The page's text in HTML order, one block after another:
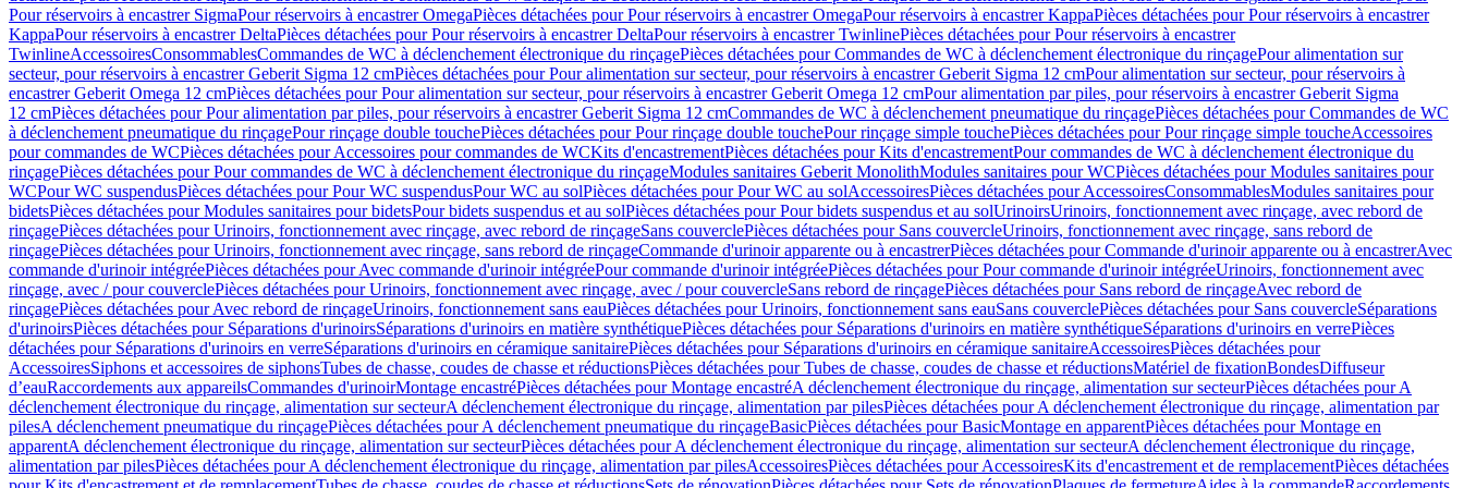
Pour réservoirs à encastrer SigmaPour réservoirs à encastrer OmegaPièces détachées pour Pour réservoirs à encastrer OmegaPour réservoirs à encastrer KappaPièces détachées pour Pour réservoirs à encastrer
KappaPour réservoirs à encastrer DeltaPièces détachées pour Pour réservoirs à encastrer DeltaPour réservoirs à encastrer TwinlinePièces détachées pour Pour réservoirs à encastrer
TwinlineAccessoiresConsommablesCommandes de WC à déclenchement électronique du rinçagePièces détachées pour Commandes de WC à déclenchement électronique du rinçagePour alimentation sur
secteur, pour réservoirs à encastrer Geberit Sigma 12 cmPièces détachées pour Pour alimentation sur secteur, pour réservoirs à encastrer Geberit Sigma 12 cmPour alimentation sur secteur, pour réservoirs à
encastrer Geberit Omega 12 cmPièces détachées pour Pour alimentation sur secteur, pour réservoirs à encastrer Geberit Omega 12 cmPour alimentation par piles, pour réservoirs à encastrer Geberit Sigma
12 cmPièces détachées pour Pour alimentation par piles, pour réservoirs à encastrer Geberit Sigma 12 cmCommandes de WC à déclenchement pneumatique du rinçagePièces détachées pour Commandes de WC
à déclenchement pneumatique du rinçagePour rinçage double touchePièces détachées pour Pour rinçage double touchePour rinçage simple touchePièces détachées pour Pour rinçage simple toucheAccessoires
pour commandes de WCPièces détachées pour Accessoires pour commandes de WCKits d'encastrementPièces détachées pour Kits d'encastrementPour commandes de WC à déclenchement électronique du
rinçagePièces détachées pour Pour commandes de WC à déclenchement électronique du rinçageModules sanitaires Geberit MonolithModules sanitaires pour WCPièces détachées pour Modules sanitaires pour
WCPour WC suspendusPièces détachées pour Pour WC suspendusPour WC au solPièces détachées pour Pour WC au solAccessoiresPièces détachées pour AccessoiresConsommablesModules sanitaires pour
bidetsPièces détachées pour Modules sanitaires pour bidetsPour bidets suspendus et au solPièces détachées pour Pour bidets suspendus et au solUrinoirsUrinoirs, fonctionnement avec rinçage, avec rebord de
rinçagePièces détachées pour Urinoirs, fonctionnement avec rinçage, avec rebord de rinçageSans couverclePièces détachées pour Sans couvercleUrinoirs, fonctionnement avec rinçage, sans rebord de
rinçagePièces détachées pour Urinoirs, fonctionnement avec rinçage, sans rebord de rinçageCommande d'urinoir apparente ou à encastrerPièces détachées pour Commande d'urinoir apparente ou à encastrerAvec
commande d'urinoir intégréePièces détachées pour Avec commande d'urinoir intégréePour commande d'urinoir intégréePièces détachées pour Pour commande d'urinoir intégréeUrinoirs, fonctionnement avec
rinçage, avec / pour couverclePièces détachées pour Urinoirs, fonctionnement avec rinçage, avec / pour couvercleSans rebord de rinçagePièces détachées pour Sans rebord de rinçageAvec rebord de
rinçagePièces détachées pour Avec rebord de rinçageUrinoirs, fonctionnement sans eauPièces détachées pour Urinoirs, fonctionnement sans eauSans couverclePièces détachées pour Sans couvercleSéparations
d'urinoirsPièces détachées pour Séparations d'urinoirsSéparations d'urinoirs en matière synthétiquePièces détachées pour Séparations d'urinoirs en matière synthétiqueSéparations d'urinoirs en verrePièces
détachées pour Séparations d'urinoirs en verreSéparations d'urinoirs en céramique sanitairePièces détachées pour Séparations d'urinoirs en céramique sanitaireAccessoiresPièces détachées pour
AccessoiresSiphons et accessoires de siphonsTubes de chasse, coudes de chasse et réductionsPièces détachées pour Tubes de chasse, coudes de chasse et réductionsMatériel de fixationBondesDiffuseur
d’eauRaccordements aux appareilsCommandes d'urinoirMontage encastréPièces détachées pour Montage encastréA déclenchement électronique du rinçage, alimentation sur secteurPièces détachées pour A
déclenchement électronique du rinçage, alimentation sur secteurA déclenchement électronique du rinçage, alimentation par pilesPièces détachées pour A déclenchement électronique du rinçage, alimentation par
pilesA déclenchement pneumatique du rinçagePièces détachées pour A déclenchement pneumatique du rinçageBasicPièces détachées pour BasicMontage en apparentPièces détachées pour Montage en
apparentA déclenchement électronique du rinçage, alimentation sur secteurPièces détachées pour A déclenchement électronique du rinçage, alimentation sur secteurA déclenchement électronique du rinçage,
alimentation par pilesPièces détachées pour A déclenchement électronique du rinçage, alimentation par pilesAccessoiresPièces détachées pour AccessoiresKits d'encastrement et de remplacementPièces détachées